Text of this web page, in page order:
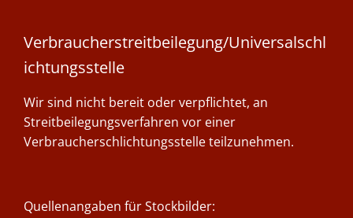
Verbraucherstreitbeilegung/Universalschl
ichtungsstelle
Wir sind nicht bereit oder verpflichtet, an
Streitbeilegungsverfahren vor einer
Verbraucherschlichtungsstelle teilzunehmen.
Quellenangaben für Stockbilder: